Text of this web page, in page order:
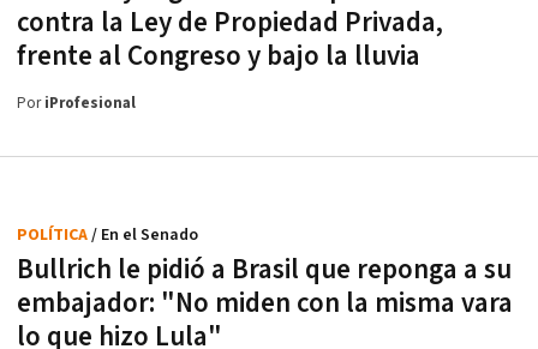
contra la Ley de Propiedad Privada,
frente al Congreso y bajo la lluvia
PoriProfesional
Bullrich le pidió a Brasil que reponga a su
embajador: "No miden con la misma vara
lo que hizo Lula"
POLÍTICA/ En el Senado